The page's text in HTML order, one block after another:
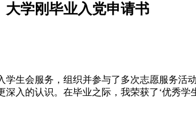
大学刚毕业入党申请书
生会服务，组织并参与了多次志愿服务活
入的认识。在毕业之际，我荣获了‘优秀